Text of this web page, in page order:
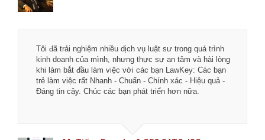
Tôi đã trải nghiệm nhiều dịch vụ luật sư trong quá trình
kinh doanh của mình, nhưng thực sự an tâm và hài lòng
khi làm bắt đầu làm việc với các bạn LawKey: Các bạn
trẻ làm việc rất Nhanh - Chuẩn - Chính xác - Hiệu quả -
Đáng tin cậy. Chúc các bạn phát triển hơn nữa.